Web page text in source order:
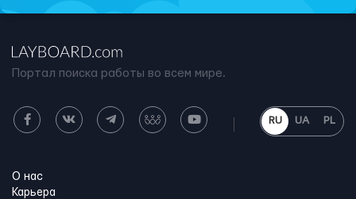
Портал поиска работы во всем мире.
RU UA PL
О нас
Карьера